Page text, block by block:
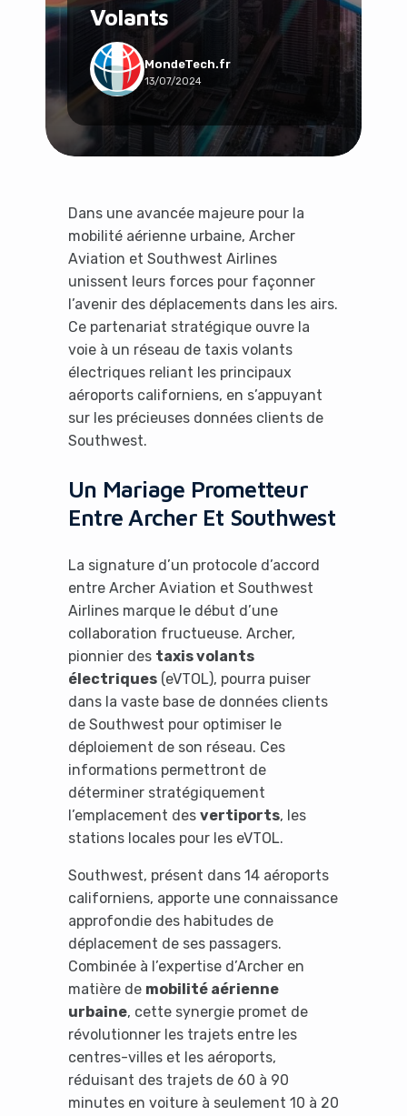
Volants
MondeTech.fr
13/07/2024
Dans une avancée majeure pour la
mobilité aérienne urbaine, Archer
Aviation et Southwest Airlines
unissent leurs forces pour façonner
l’avenir des déplacements dans les airs.
Ce partenariat stratégique ouvre la
voie à un réseau de taxis volants
électriques reliant les principaux
aéroports californiens, en s’appuyant
sur les précieuses données clients de
Southwest.
Un Mariage Prometteur
Entre Archer Et Southwest
La signature d’un protocole d’accord
entre Archer Aviation et Southwest
Airlines marque le début d’une
collaboration fructueuse. Archer,
pionnier des taxis volants
électriques(eVTOL), pourra puiser
dans la vaste base de données clients
de Southwest pour optimiser le
déploiement de son réseau. Ces
informations permettront de
déterminer stratégiquement
l’emplacement des vertiports, les
stations locales pour les eVTOL.
Southwest, présent dans 14 aéroports
californiens, apporte une connaissance
approfondie des habitudes de
déplacement de ses passagers.
Combinée à l’expertise d’Archer en
matière de mobilité aérienne
urbaine, cette synergie promet de
révolutionner les trajets entre les
centres-villes et les aéroports,
réduisant des trajets de 60 à 90
minutes en voiture à seulement 10 à 20
Social & Communauté
Tech & Développement
Travail & Productivité
Voyage